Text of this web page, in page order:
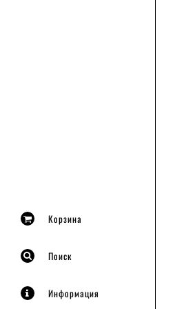
Корзина
Поиск
Информация